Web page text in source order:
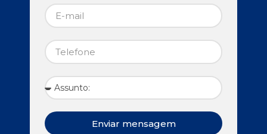
Enviar mensagem